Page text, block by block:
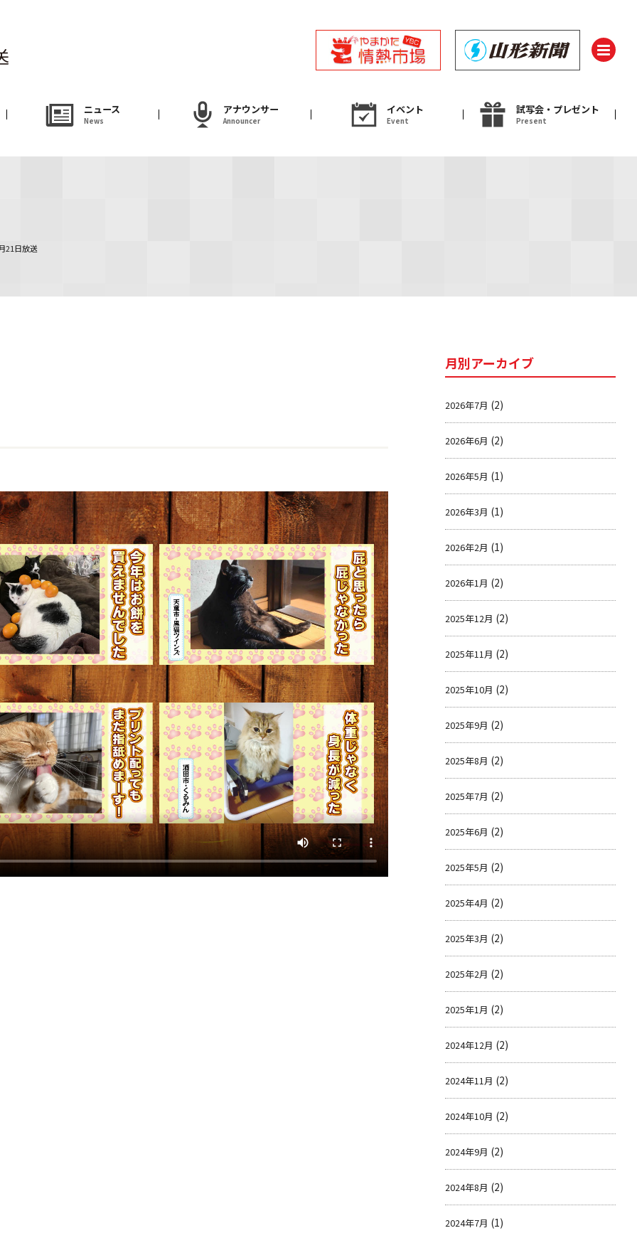
ニュース
News
アナウンサー
Announcer
イベント
Event
試写会・プレゼント
Present
アナウンサー
Announcer
試写会・プレゼント
21日放送
月別アーカイブ
2026年7月 (2)
2026年6月 (2)
2026年5月 (1)
2026年3月 (1)
2026年2月 (1)
2026年1月 (2)
2025年12月 (2)
2025年11月 (2)
2025年10月 (2)
2025年9月 (2)
2025年8月 (2)
2025年7月 (2)
2025年6月 (2)
2025年5月 (2)
2025年4月 (2)
2025年3月 (2)
2025年2月 (2)
2025年1月 (2)
2024年12月 (2)
2024年11月 (2)
2024年10月 (2)
2024年9月 (2)
2024年8月 (2)
2024年7月 (1)